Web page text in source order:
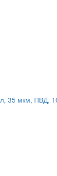
35 мкм, ПВД,